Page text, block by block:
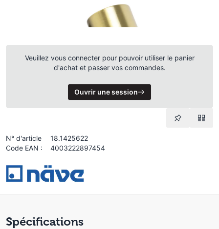
Veuillez vous connecter pour pouvoir utiliser le panier
d'achat et passer vos commandes.
Ouvrir une session
N° d'article
18.1425622
Code EAN :
4003222897454
Spécifications